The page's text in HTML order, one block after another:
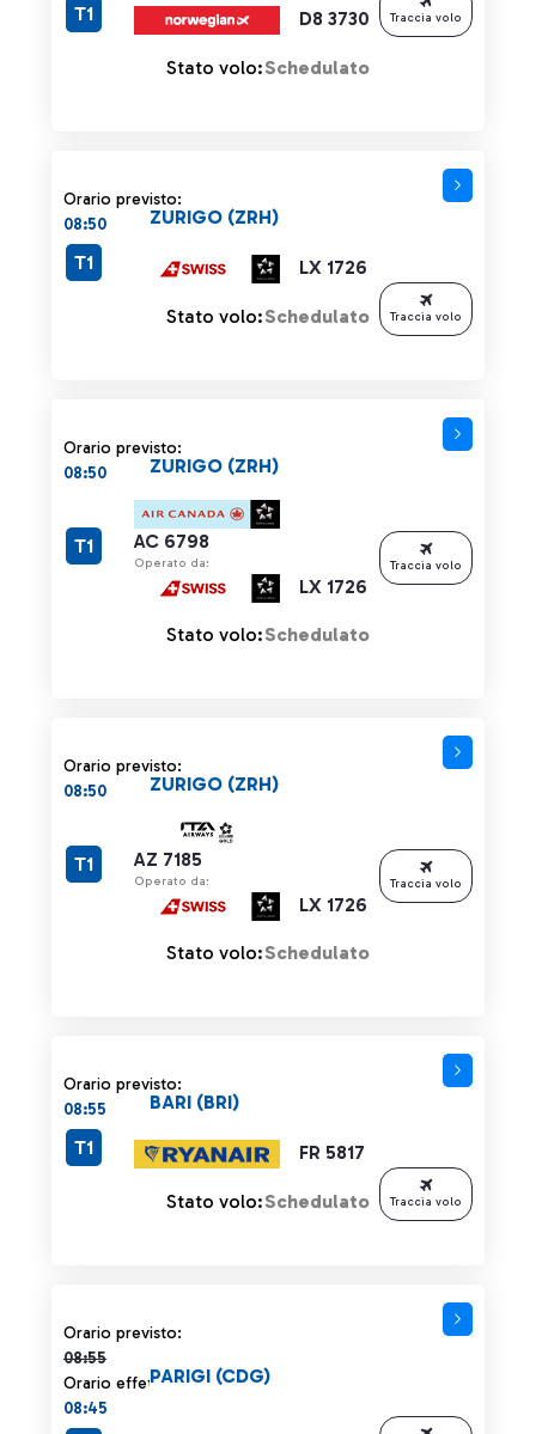
D8 3730
T1
Stato volo:Schedulato
Traccia volo
Orario previsto:
08:50
LX 1726
ZURIGO (ZRH)
T1
Stato volo:Schedulato Traccia volo
Orario previsto:
08:50
AC 6798
Operato da:
LX 1726
ZURIGO (ZRH)
T1
Stato volo:Schedulato
Traccia volo
Orario previsto:
08:50
AZ 7185
Operato da:
LX 1726
ZURIGO (ZRH)
T1
Stato volo:Schedulato
Traccia volo
Orario previsto:
08:55
FR 5817
BARI (BRI)
T1
Stato volo:Schedulato Traccia volo
Orario previsto:
08:55
Orario previsto 08:55 barrato
Orario effettivo:
08:45
PARIGI (CDG)